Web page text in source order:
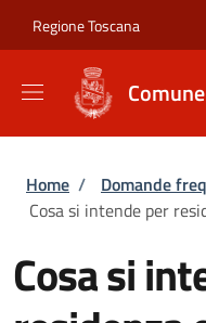
Regione Toscana
Briciole di
Home / Domande
Cosa si intende per
Cosa si